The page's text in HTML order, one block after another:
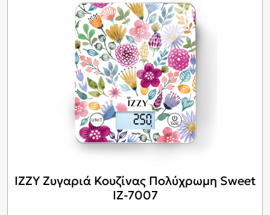
IZZY Ζυγαριά Κουζίνας Πολύχρωμη Sweet
ΙΖ-7007